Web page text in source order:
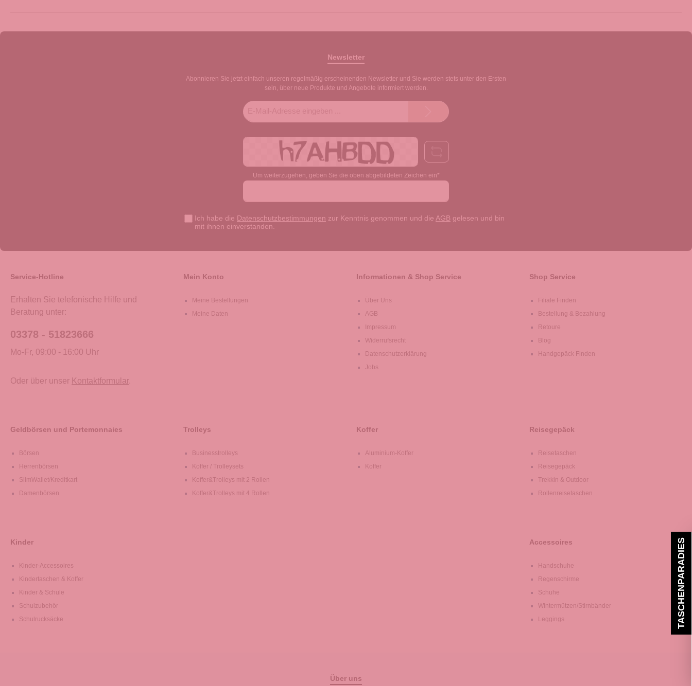
Newsletter
Abonnieren Sie jetzt einfach unseren regelmäßig erscheinenden Newsletter und Sie werden stets unter den Ersten
sein, über neue Produkte und Angebote informiert werden.
Adresse*
Um weiterzugehen, geben Sie die oben abgebildeten Zeichen ein*
Ich habe die Datenschutzbestimmungen zur Kenntnis genommen und die AGB gelesen und bin
mit ihnen einverstanden.
Service-Hotline
Erhalten Sie telefonische Hilfe und
Beratung unter:
03378 - 51823666
Mo-Fr, 09:00 - 16:00 Uhr
Oder über unser Kontaktformular.
Mein Konto
Meine Bestellungen
Meine Daten
Informationen & Shop Service
Über Uns
AGB
Impressum
Widerrufsrecht
Datenschutzerklärung
Jobs
Shop Service
Filiale Finden
Bestellung & Bezahlung
Retoure
Blog
Handgepäck Finden
Geldbörsen und Portemonnaies
Börsen
Herrenbörsen
SlimWallet/Kreditkart
Damenbörsen
Trolleys
Businesstrolleys
Koffer / Trolleysets
Koffer&Trolleys mit 2 Rollen
Koffer&Trolleys mit 4 Rollen
Koffer
Aluminium-Koffer
Koffer
Reisegepäck
Reisetaschen
Reisegepäck
Trekkin & Outdoor
Rollenreisetaschen
Kinder
Kinder-Accessoires
Kindertaschen & Koffer
Kinder & Schule
Schulzubehör
Schulrucksäcke
Accessoires
Handschuhe
Regenschirme
Schuhe
Wintermützen/Stirnbänder
Leggings
Über uns
TASCHENPARADIES